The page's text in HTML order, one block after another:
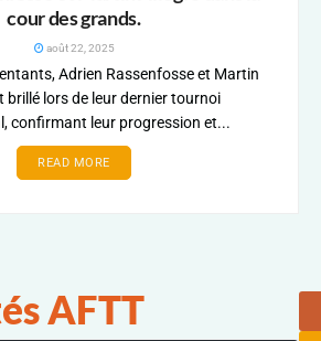
cour des grands.
août 22, 2025
Adrien Rassenfosse et Martin
brillé lors de leur dernier tournoi
confirmant leur progression et...
READ MORE
AFTT